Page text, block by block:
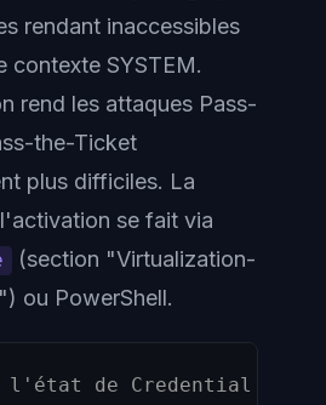
rendant inaccessibles
contexte SYSTEM.
rend les attaques Pass-
the-Ticket
plus difficiles. La
se fait via
(section "Virtualization-
ou PowerShell.
de Credential Guard